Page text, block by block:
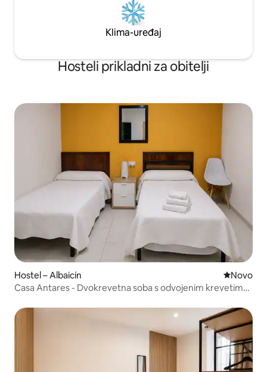
Klima-uređaj
Hosteli prikladni za obitelji
Hostel – Albaicín Novi
Novo
Casa Antares - Dvokrevetna soba s odvojenim krevetima,